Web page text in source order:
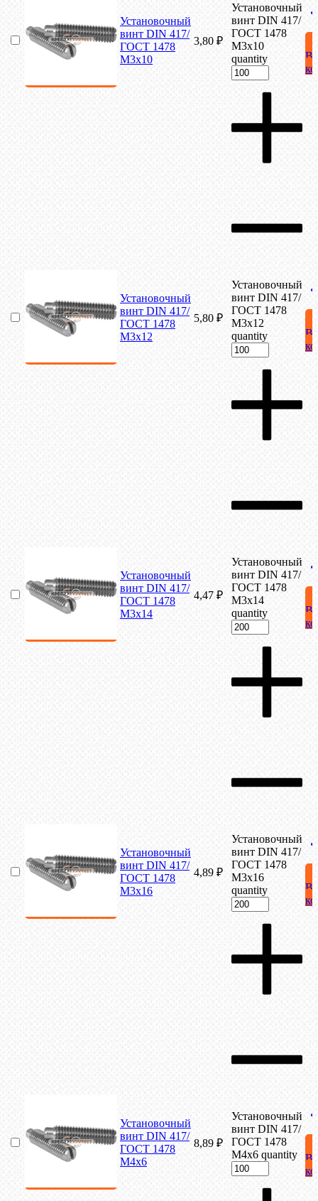
Установочный
винт DIN 417/
ГОСТ 1478
М3х10
3,80 ₽
Установочный
винт DIN 417/
ГОСТ 1478
М3х10
quantity
В
Установочный
винт DIN 417/
ГОСТ 1478
М3х12
5,80 ₽
Установочный
винт DIN 417/
ГОСТ 1478
М3х12
quantity
В
Установочный
винт DIN 417/
ГОСТ 1478
М3х14
4,47 ₽
Установочный
винт DIN 417/
ГОСТ 1478
М3х14
quantity
В
Установочный
винт DIN 417/
ГОСТ 1478
М3х16
4,89 ₽
Установочный
винт DIN 417/
ГОСТ 1478
М3х16
quantity
В
Установочный
винт DIN 417/
ГОСТ 1478
М4х6
8,89 ₽
Установочный
винт DIN 417/
ГОСТ 1478
М4х6 quantity
В